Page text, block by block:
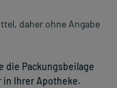
daher ohne Angabe
die Packungsbeilage
in Ihrer Apotheke.